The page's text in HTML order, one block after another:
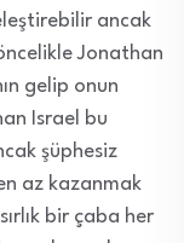
ancak
Jonathan
gelip onun
Israel bu
şüphesiz
az kazanmak
bir çaba her